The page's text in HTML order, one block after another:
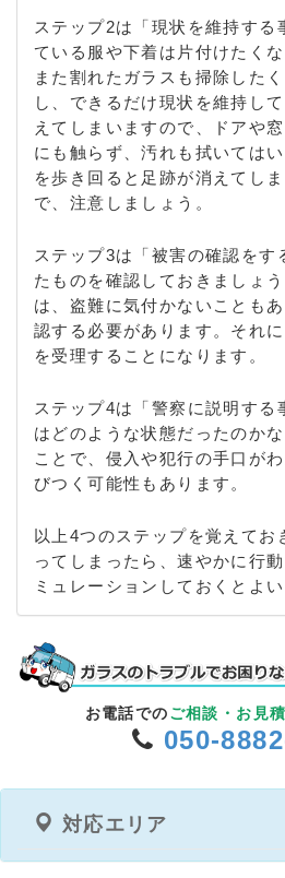
ステップ2は「現状を維持する
ている服や下着は片付けたく
また割れたガラスも掃除した
し、できるだけ現状を維持し
えてしまいますので、ドアや
にも触らず、汚れも拭いては
を歩き回ると足跡が消えてし
で、注意しましょう。
ステップ3は「被害の確認をす
たものを確認しておきましょ
は、盗難に気付かないことも
認する必要があります。それ
を受理することになります。
ステップ4は「警察に説明する
はどのような状態だったのか
ことで、侵入や犯行の手口が
びつく可能性もあります。
以上4つのステップを覚えてお
ってしまったら、速やかに行
ミュレーションしておくとよい
お電話での ご相談・お見
050-
対応エリア